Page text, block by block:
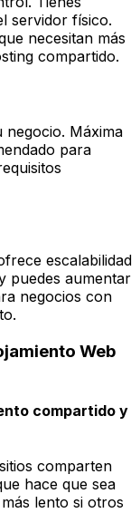
servidor físico.
necesitan más
compartido.
Máxima
para
escalabilidad
puedes aumentar
negocios con
Web
compartido y
comparten
hace que sea
lento si otros